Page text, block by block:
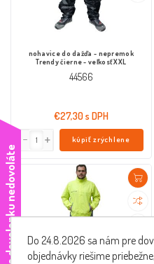
nohavice do dažďa - nepremok
Trendy čierne - veľkosť XXL
44566
€27,30 s DPH
kúpiť zrýchlene
e
Do 24.8.2026 sa nám pre
objednávky riešime